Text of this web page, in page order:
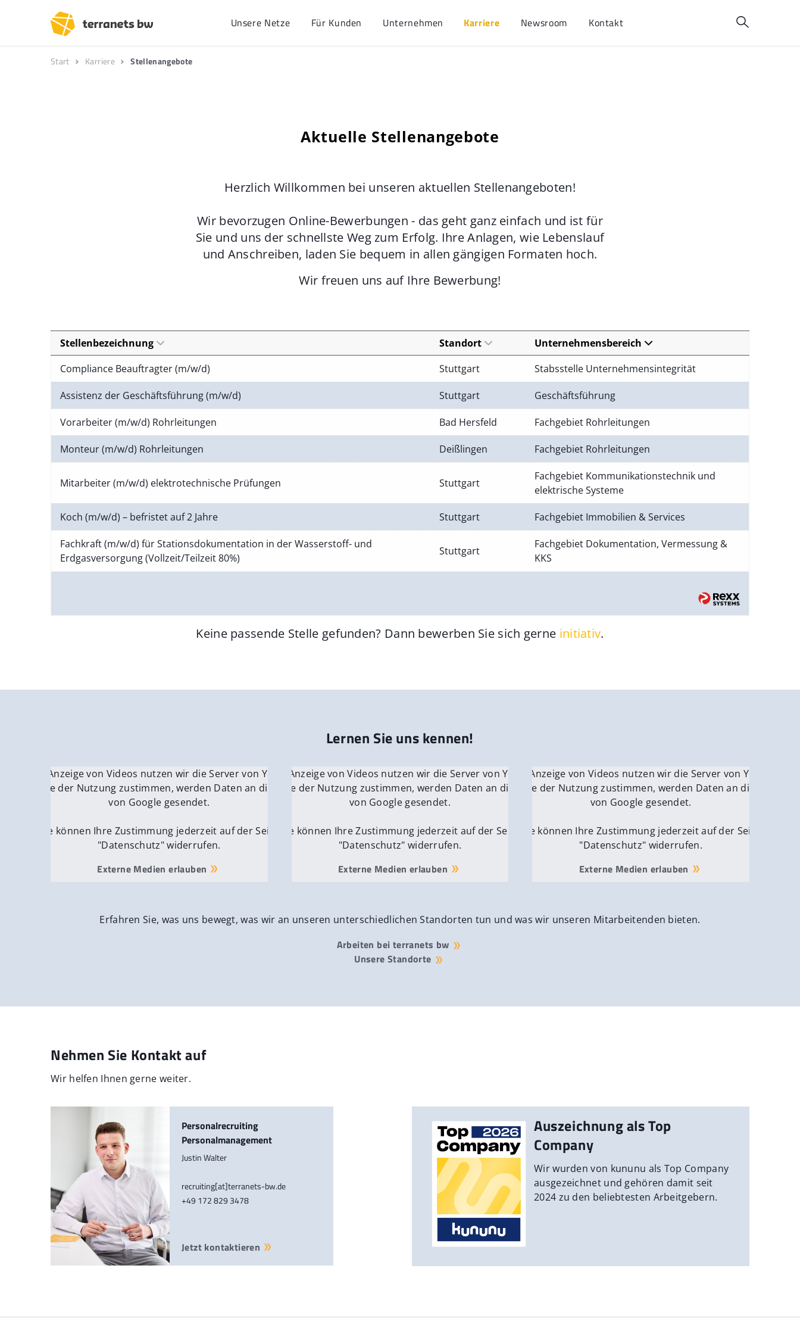
Unsere Netze Für Kunden Unternehmen Karriere Newsroom Kontakt
Start Karriere Stellenangebote
Aktuelle Stellenangebote
Herzlich Willkommen bei unseren aktuellen Stellenangeboten!
Wir bevorzugen Online-Bewerbungen - das geht ganz einfach und ist für
Sie und uns der schnellste Weg zum Erfolg. Ihre Anlagen, wie Lebenslauf
und Anschreiben, laden Sie bequem in allen gängigen Formaten hoch.
Wir freuen uns auf Ihre Bewerbung!
Stellenbezeichnung Standort
Unternehmensbereich
Compliance Beauftragter (m/w/d)
Stuttgart Stabsstelle Unternehmensintegrität
Assistenz der Geschäftsführung (m/w/d) Stuttgart Geschäftsführung
Vorarbeiter (m/w/d) Rohrleitungen Bad Hersfeld Fachgebiet Rohrleitungen
Monteur (m/w/d) Rohrleitungen Deißlingen Fachgebiet Rohrleitungen
Mitarbeiter (m/w/d) elektrotechnische Prüfungen Stuttgart
Fachgebiet Kommunikationstechnik und
elektrische Systeme
Koch (m/w/d) – befristet auf 2 Jahre Stuttgart Fachgebiet Immobilien & Services
Fachkraft (m/w/d) für Stationsdokumentation in der Wasserstoff- und
Erdgasversorgung (Vollzeit/Teilzeit 80%)
Stuttgart
Fachgebiet Dokumentation, Vermessung &
KKS
Keine passende Stelle gefunden? Dann bewerben Sie sich gerne initiativ.
Lernen Sie uns kennen!
Für die Anzeige von Videos nutzen wir die Server von YouTube.
Wenn Sie der Nutzung zustimmen, werden Daten an die Server
von Google gesendet.
Sie können Ihre Zustimmung jederzeit auf der Seite
"Datenschutz" widerrufen.
Externe Medien erlauben
Für die Anzeige von Videos nutzen wir die Server von YouTube.
Wenn Sie der Nutzung zustimmen, werden Daten an die Server
von Google gesendet.
Sie können Ihre Zustimmung jederzeit auf der Seite
"Datenschutz" widerrufen.
Externe Medien erlauben
Für die Anzeige von Videos nutzen wir die Server von YouTube.
Wenn Sie der Nutzung zustimmen, werden Daten an die Server
von Google gesendet.
Sie können Ihre Zustimmung jederzeit auf der Seite
"Datenschutz" widerrufen.
Externe Medien erlauben
Erfahren Sie, was uns bewegt, was wir an unseren unterschiedlichen Standorten tun und was wir unseren Mitarbeitenden bieten.
Arbeiten bei terranets bw
Unsere Standorte
Nehmen Sie Kontakt auf
Wir helfen Ihnen gerne weiter.
Personalrecruiting
Personalmanagement
Justin Walter
recruiting[at]terranets-bw.de
+49 172 829 3478
Jetzt kontaktieren
Auszeichnung als Top
Company
Wir wurden von kununu als Top Company
ausgezeichnet und gehören damit seit
2024 zu den beliebtesten Arbeitgebern.